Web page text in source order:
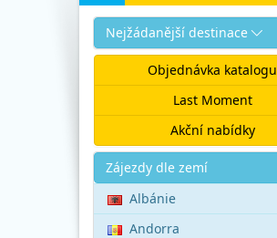
Nejžádanější destinace
Objednávka katalogu
Last Moment
Akční nabídky
Akce
Zájezdy dle zemí
Albánie
Andorra